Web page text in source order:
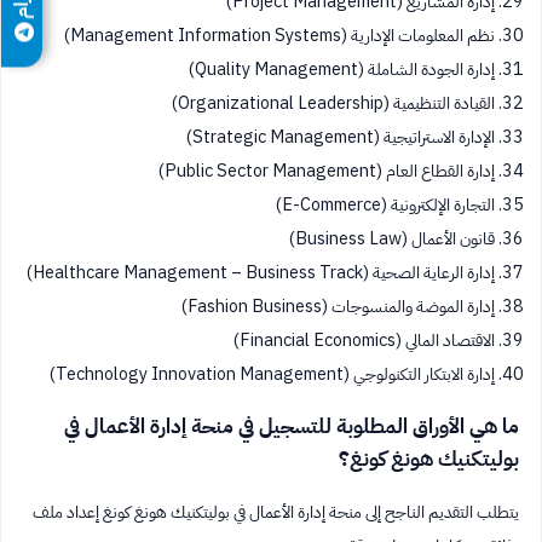
نظم المعلومات الإدارية (Management Information Systems)
إدارة الجودة الشاملة (Quality Management)
القيادة التنظيمية (Organizational Leadership)
الإدارة الاستراتيجية (Strategic Management)
إدارة القطاع العام (Public Sector Management)
التجارة الإلكترونية (E-Commerce)
قانون الأعمال (Business Law)
إدارة الرعاية الصحية (Healthcare Management – Business Track)
إدارة الموضة والمنسوجات (Fashion Business)
الاقتصاد المالي (Financial Economics)
إدارة الابتكار التكنولوجي (Technology Innovation Management)
ما هي الأوراق المطلوبة للتسجيل في منحة إدارة الأعمال في
بوليتكنيك هونغ كونغ؟
يتطلب التقديم الناجح إلى منحة إدارة الأعمال في بوليتكنيك هونغ كونغ إعداد ملف